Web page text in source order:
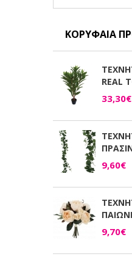
ΚΟΡΥΦΑΊΑ
REAL
33,30€
9,60€
9,70€